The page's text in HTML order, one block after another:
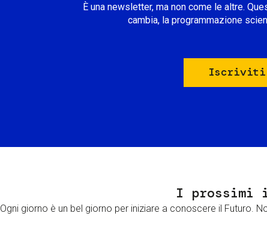
È una newsletter, ma non come le altre.
cambia, la programmazione
Iscriviti
I prossimi
Ogni giorno è un bel giorno per iniziare a conoscere il Futuro.